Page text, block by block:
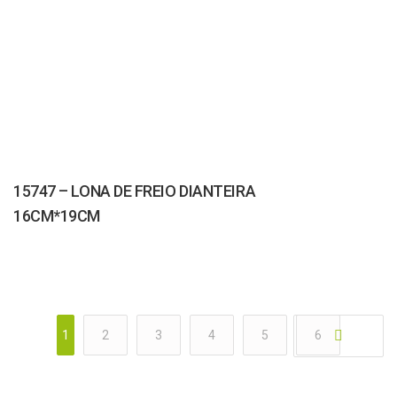
15747 – LONA DE FREIO DIANTEIRA
16CM*19CM
1 2 3 4 5 6